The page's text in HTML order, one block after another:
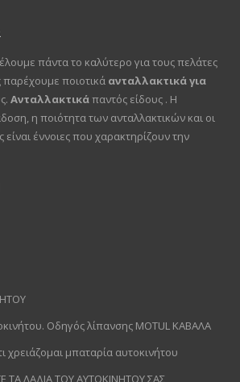
πάντα το καλύτερο για τους πελάτες
παρέχουμε ποιοτικά ανταλλακτικά για
Ανταλλακτικάπαντός είδους . Η
η ποιότητα των ανταλλακτικών και οι
είναι έννοιες που χαρακτηρίζουν την
Οδηγός λίπανσης MOTUL ΚΑΒΑΛΑ
μπαταρία αυτοκινήτου
ΤΑ ΛΑΔΙΑ ΤΟΥ ΑΥΤΟΚΙΝΗΤΟΥ ΣΑΣ